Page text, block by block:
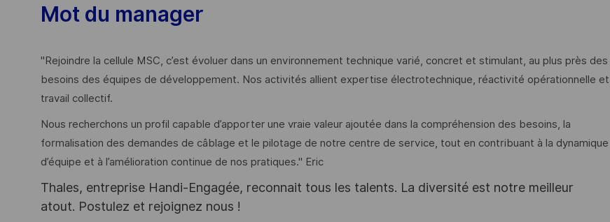
Mot du manager
"Rejoindre la cellule MSC, c’est évoluer dans un environnement technique varié, concret et stimulant, au plus près des
besoins des équipes de développement. Nos activités allient expertise électrotechnique, réactivité opérationnelle et
travail collectif.
Nous recherchons un profil capable d’apporter une vraie valeur ajoutée dans la compréhension des besoins, la
formalisation des demandes de câblage et le pilotage de notre centre de service, tout en contribuant à la dynamique
d’équipe et à l’amélioration continue de nos pratiques." Eric
Thales, entreprise Handi-Engagée, reconnait tous les talents. La diversité est notre meilleur
atout. Postulez et rejoignez nous !